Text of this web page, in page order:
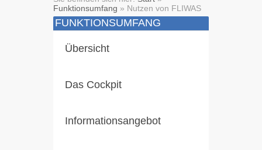
Funktionsumfang » Nutzen von FLIWAS
FUNKTIONSUMFANG
Übersicht
Das Cockpit
Informationsangebot